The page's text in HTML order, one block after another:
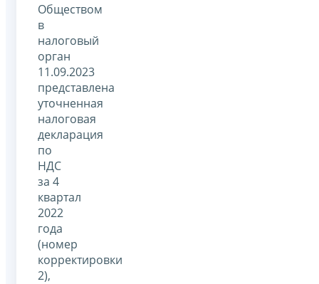
Обществом
в
налоговый
орган
11.09.2023
представлена
уточненная
налоговая
декларация
по
НДС
за 4
квартал
2022
года
(номер
корректировки
2),